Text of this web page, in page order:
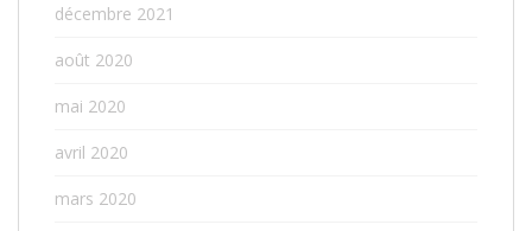
décembre 2021
août 2020
mai 2020
avril 2020
mars 2020